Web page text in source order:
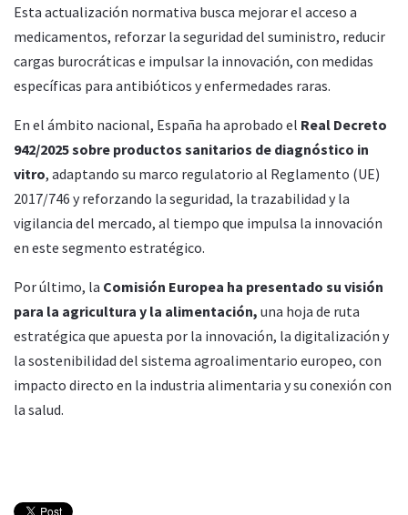
Esta actualización normativa busca mejorar el acceso a
medicamentos, reforzar la seguridad del suministro, reducir
cargas burocráticas e impulsar la innovación, con medidas
específicas para antibióticos y enfermedades raras.
En el ámbito nacional, España ha aprobado el Real Decreto
942/2025 sobre productos sanitarios de diagnóstico in
vitro, adaptando su marco regulatorio al Reglamento (UE)
2017/746 y reforzando la seguridad, la trazabilidad y la
vigilancia del mercado, al tiempo que impulsa la innovación
en este segmento estratégico.
Por último, la Comisión Europea ha presentado su visión
para la agricultura y la alimentación, una hoja de ruta
estratégica que apuesta por la innovación, la digitalización y
la sostenibilidad del sistema agroalimentario europeo, con
impacto directo en la industria alimentaria y su conexión con
la salud.